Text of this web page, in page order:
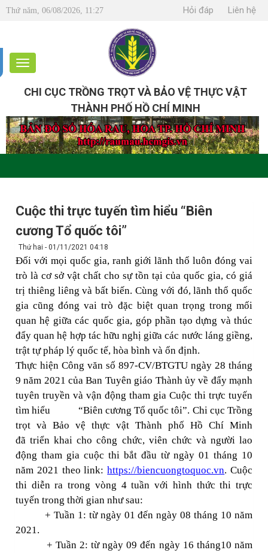
Thứ năm, 06/08/2026, 11:27 Hỏi đáp Liên hệ
CHI CỤC TRỒNG TRỌT VÀ BẢO VỆ THỰC VẬT
THÀNH PHỐ HỒ CHÍ MINH
Cuộc thi trực tuyến tìm hiểu “Biên
cương Tổ quốc tôi”
Thứ hai - 01/11/2021 04:18
Đối với mọi quốc gia, ranh giới lãnh thổ luôn đóng vai
trò là cơ sở vật chất cho sự tồn tại của quốc gia, có giá
trị thiêng liêng và bất biến. Cùng với đó, lãnh thổ quốc
gia cũng đóng vai trò đặc biệt quan trọng trong mối
quan hệ giữa các quốc gia, góp phần tạo dựng và thúc
đẩy quan hệ hợp tác hữu nghị giữa các nước láng giềng,
trật tự pháp lý quốc tế, hòa bình và ổn định.
Thực hiện Công văn số 897-CV/BTGTU ngày 28 tháng
9 năm 2021 của Ban Tuyên giáo Thành ủy về đẩy mạnh
tuyên truyền và vận động tham gia Cuộc thi trực tuyến
tìm hiểu “Biên cương Tổ quốc tôi”. Chi cục Trồng
trọt và Bảo vệ thực vật Thành phố Hồ Chí Minh
đã triển khai cho công chức, viên chức và người lao
động tham gia cuộc thi bắt đầu từ ngày 01 tháng 10
năm 2021 theo link:https://biencuongtoquoc.vn.Cuộc
thi diễn ra trong vòng 4 tuần với hình thức thi trực
tuyến trong thời gian như sau:
+ Tuần 1: từ ngày 01 đến ngày 08 tháng 10 năm
2021.
+ Tuần 2: từ ngày 09 đến ngày 16 tháng10 năm